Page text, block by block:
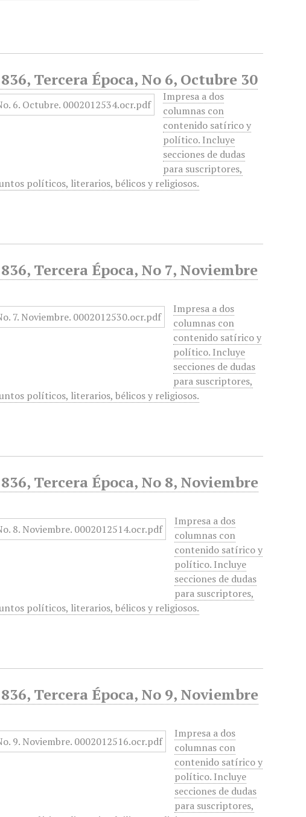
Tercera Época, No 6, Octubre 30
Impresa a dos
columnas con
contenido satírico y
político. Incluye
secciones de dudas
para suscriptores,
políticos, literarios, bélicos y religiosos.
Tercera Época, No 7, Noviembre
Impresa a dos
columnas con
contenido satírico y
político. Incluye
secciones de dudas
para suscriptores,
políticos, literarios, bélicos y religiosos.
Tercera Época, No 8, Noviembre
Impresa a dos
columnas con
contenido satírico y
político. Incluye
secciones de dudas
para suscriptores,
políticos, literarios, bélicos y religiosos.
Tercera Época, No 9, Noviembre
Impresa a dos
columnas con
contenido satírico y
político. Incluye
secciones de dudas
para suscriptores,